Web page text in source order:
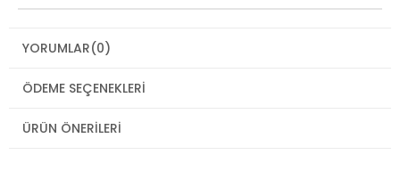
YORUMLAR(0)
ÖDEME SEÇENEKLERI
ÜRÜN ÖNERILERI